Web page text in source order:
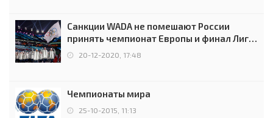
Санкции WADA не помешают России
принять чемпионат Европы и финал Лиги
чемпионов.
20-12-2020, 17:48
Чемпионаты мира
25-10-2015, 11:13